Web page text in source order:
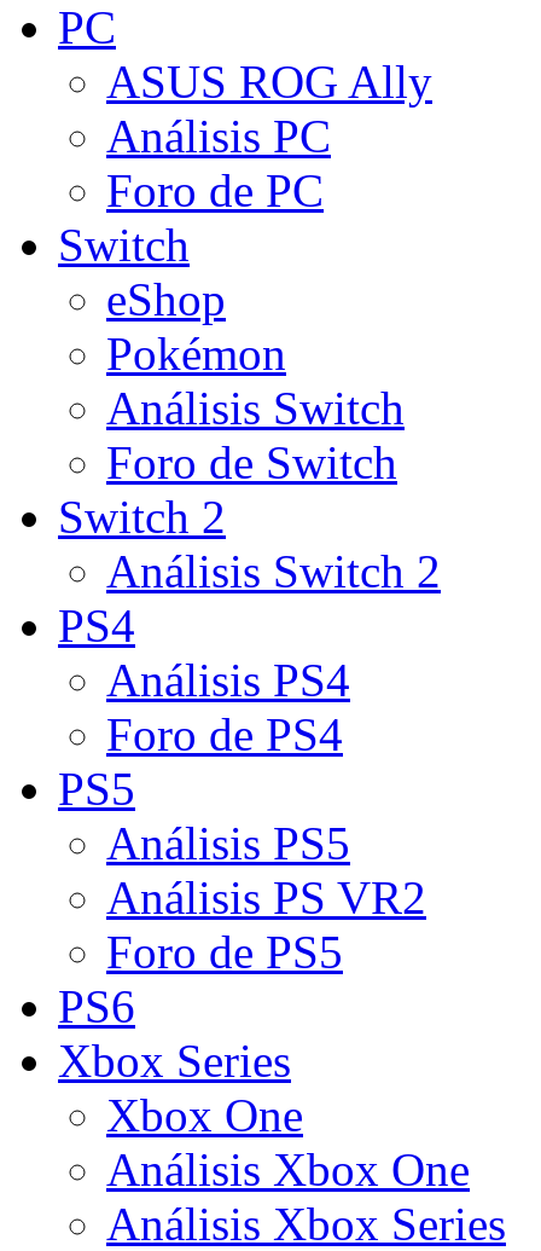
PC
ASUS ROG Ally
Análisis PC
Foro de PC
Switch
eShop
Pokémon
Análisis Switch
Foro de Switch
Switch 2
Análisis Switch 2
PS4
Análisis PS4
Foro de PS4
PS5
Análisis PS5
Análisis PS VR2
Foro de PS5
PS6
Xbox Series
Xbox One
Análisis Xbox One
Análisis Xbox Series